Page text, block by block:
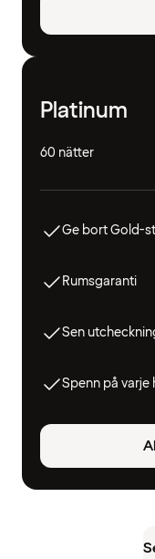
Platinum
60 nätter
Ge bort Gold-
Rumsgaranti
Sen
Spenn på